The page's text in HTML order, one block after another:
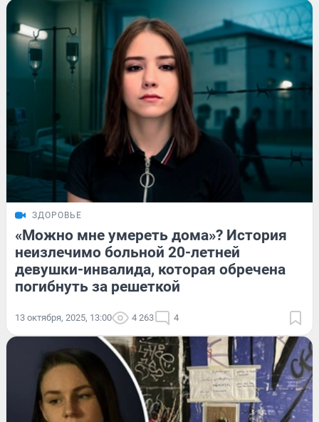
ЗДОРОВЬЕ
«Можно мне умереть дома»? История
неизлечимо больной 20-летней
девушки-инвалида, которая обречена
погибнуть за решеткой
13 октября, 2025, 13:00 4 263 4